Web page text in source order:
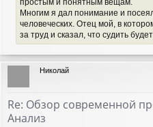
простым и понятным вещам.
Многим я дал понимание и
человеческих. Отец мой, в
за труд и сказал, что судить
Николай
Re: Обзор современной
Анализ